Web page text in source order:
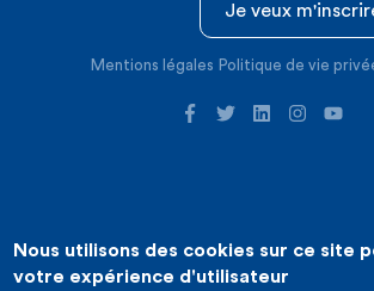
Je veux
Mentions légales Politique de vie
©2026 ICHEC |Création de site internet
Nous utilisons des cookies sur ce site
votre expérience d'utilisateur